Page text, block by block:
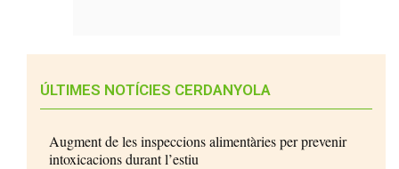
ÚLTIMES NOTÍCIES CERDANYOLA
Augment de les inspeccions alimentàries per prevenir
intoxicacions durant l’estiu